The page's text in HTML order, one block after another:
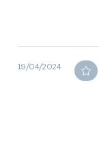
19/04/2024